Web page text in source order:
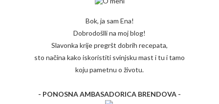
Bok, ja sam Ena!
Dobrodošlli na moj blog!
Slavonka krije pregršt dobrih recepata,
sto načina kako iskoristiti svinjsku mast i tu i tamo
koju pametnu o životu.
- PONOSNA AMBASADORICA BRENDOVA -